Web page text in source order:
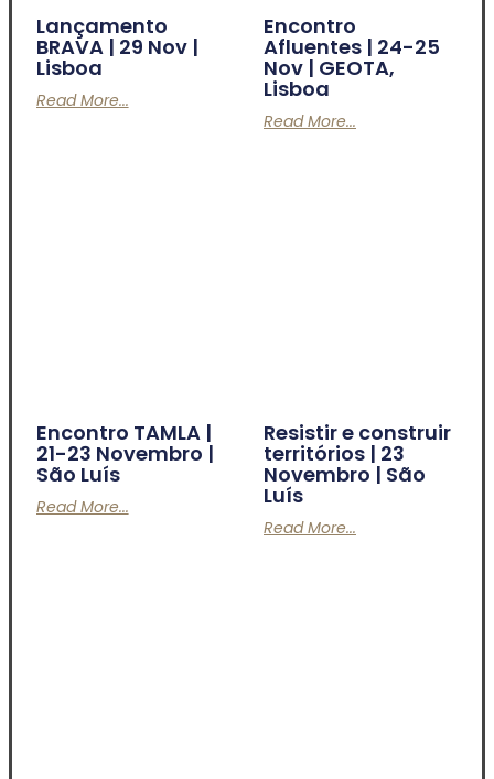
Lançamento
BRAVA | 29 Nov |
Lisboa
Read More...
Encontro
Afluentes | 24-25
Nov | GEOTA,
Lisboa
Read More...
Encontro TAMLA |
21-23 Novembro |
São Luís
Read More...
Resistir e construir
territórios | 23
Novembro | São
Luís
Read More...